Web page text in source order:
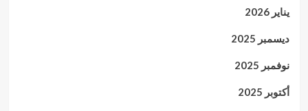
يناير 2026
ديسمبر 2025
نوفمبر 2025
أكتوبر 2025